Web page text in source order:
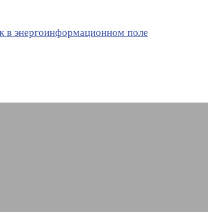
в энергоинформационном поле